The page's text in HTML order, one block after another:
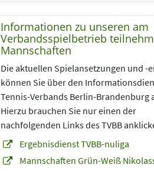
Informationen zu unseren am
Verbandsspielbetrieb
Mannschaften
Die aktuellen Spielansetzungen und -
können Sie über den
Tennis-Verbands Berlin-Brandenburg
Hierzu brauchen Sie nur einen der
nachfolgenden Links des TVBB
Ergebnisdienst TVBB-nuliga
Mannschaften Grün-Weiß